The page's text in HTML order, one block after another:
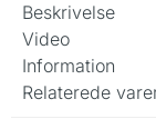
Beskrivelse
Video
Information
Relaterede